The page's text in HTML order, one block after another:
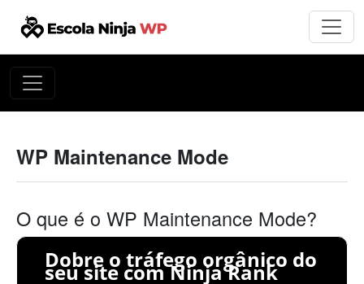
WP Maintenance Mode
O que é o WP Maintenance Mode?
Dobre o tráfego orgânico do
seu site com Ninja Rank